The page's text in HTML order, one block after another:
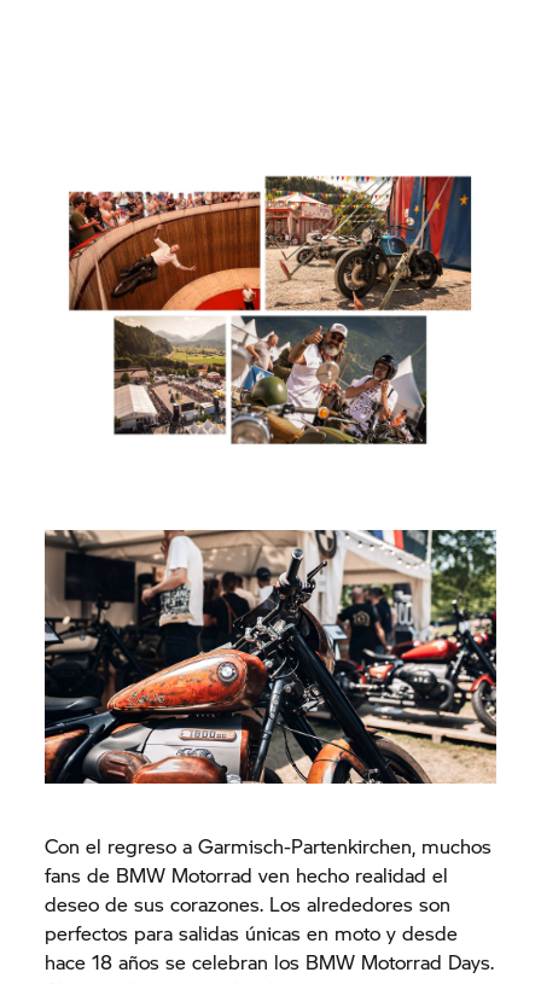
Con el regreso a Garmisch-Partenkirchen, muchos
fans de BMW Motorrad ven hecho realidad el
deseo de sus corazones. Los alrededores son
perfectos para salidas únicas en moto y desde
hace 18 años se celebran los BMW Motorrad Days.